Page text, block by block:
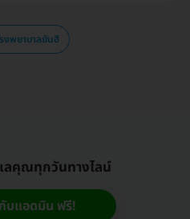
งพยาบาลยันฮี
คุณทุกวันทางไลน์
บแอดมิน ฟรี!